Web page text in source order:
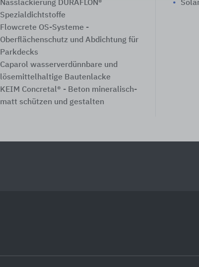
Nasslackierung DURAFLON®
Spezialdichtstoffe
Flowcrete OS-Systeme -
Oberflächenschutz und Abdichtung für
Parkdecks
Caparol ​wasserverdünnbare und
lösemittelhaltige Bautenlacke
KEIM Concretal® - Beton mineralisch-
matt schützen und gestalten